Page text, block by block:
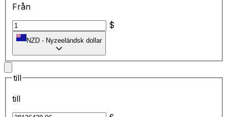
Från
$
NZD - Nyzeeländsk dollar
till
till